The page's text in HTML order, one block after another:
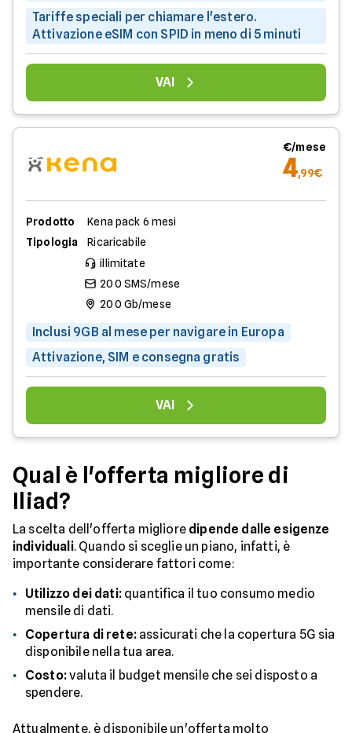
Tariffe speciali per chiamare l'estero.
Attivazione eSIM con SPID in meno di 5 minuti
VAI
€/mese
4,99€
Prodotto
Kena pack 6 mesi
Tipologia
Ricaricabile
illimitate
200 SMS/mese
200 Gb/mese
Inclusi 9GB al mese per navigare in Europa
Attivazione, SIM e consegna gratis
VAI
Qual è l'offerta migliore di
Iliad?
La scelta dell'offerta migliore dipende dalle esigenze
individuali. Quando si sceglie un piano, infatti, è
importante considerare fattori come:
Utilizzo dei dati:quantifica il tuo consumo medio
mensile di dati.
Copertura di rete:assicurati che la copertura 5G sia
disponibile nella tua area.
Costo:valuta il budget mensile che sei disposto a
spendere.
Attualmente, è disponibile un'offerta molto